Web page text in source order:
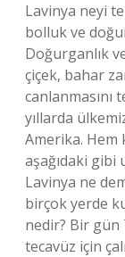
Lavinya neyi
bolluk ve
Doğurganlık
çiçek, bahar
canlanmasını
yıllarda
Amerika. Hem
aşağıdaki
Lavinya ne
birçok yerde
nedir? Bir gün
tecavüz için